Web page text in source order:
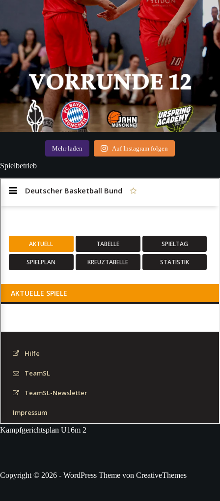
Mehr laden Auf Instagram folgen
Spielbetrieb
Kampfgerichtsplan U16m 2
Copyright © 2026 - WordPress Theme von CreativeThemes